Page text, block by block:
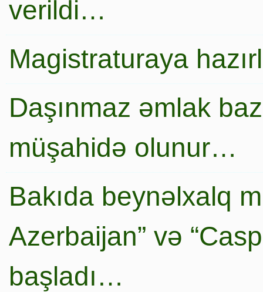
verildi…
Magistraturaya
Daşınmaz əmlak
müşahidə olunur…
Bakıda beynəlxalq
Azerbaijan” və
başladı…